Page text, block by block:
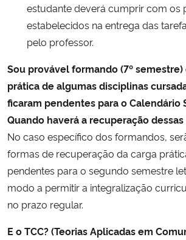
estudante deverá cumprir com os
estabelecidos na entrega das
pelo professor.
Sou provável formando (7º semestre)
prática de algumas disciplinas
ficaram pendentes para o Calendário
Quando haverá a recuperação
No caso específico dos formandos,
formas de recuperação da carga
pendentes para o segundo semestre
modo a permitir a integralização
no prazo regular.
E o TCC? (Teorias Aplicadas em